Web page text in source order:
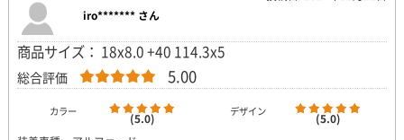
iro******* さん
商品サイズ： 18x8.0 +40 114.3x5
総合評価 5.00
カラー (5.0) デザイン
(5.0)